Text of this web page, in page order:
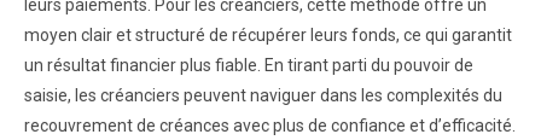
leurs paiements. Pour les créanciers, cette méthode offre un
moyen clair et structuré de récupérer leurs fonds, ce qui garantit
un résultat financier plus fiable. En tirant parti du pouvoir de
saisie, les créanciers peuvent naviguer dans les complexités du
recouvrement de créances avec plus de confiance et d’efficacité.